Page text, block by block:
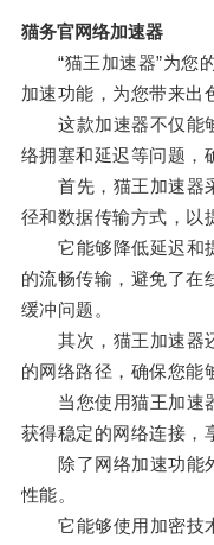
猫务官网络加速器
“猫王加速器”为您的
加速功能，为您带来出
这款加速器不仅能够
络拥塞和延迟等问题，
首先，猫王加速器采
径和数据传输方式，以
它能够降低延迟和提
的流畅传输，避免了在
缓冲问题。
其次，猫王加速器还
的网络路径，确保您能
当您使用猫王加速器
获得稳定的网络连接，
除了网络加速功能外
性能。
它能够使用加密技术